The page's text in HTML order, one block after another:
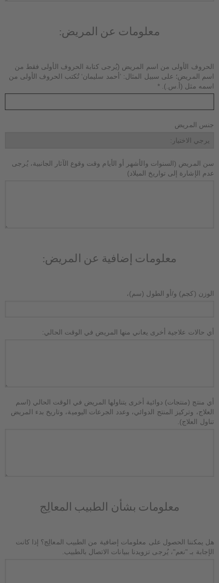
معلومات عن المريض:
الحروف الأولى من اسم المريض (يُرجى كتابة الحروف الأولى فقط من
اسم المريض؛ على سبيل المثال: ’أحمد سليمان‘ تُكتب الحروف الأولى من
اسمه مثل (أ.س.). *
جنس المريض
سن المريض (السنوات والأشهر أو الأيام وقت وقوع الآثار الجانبية، يُرجى
عدم الإشارة إلى تواريخ الميلاد)
معلومات إضافية عن المريض:
الوزن (كجم) و/أو الطول (سم)،
أي حالات علاجية أخرى يعاني منها المريض في الوقت الحالي:
أي منتج (منتجات) دوائية أخرى يتناولها المريض في الوقت الحالي (اسم
العلاج، وتركيز المنتج الدوائي، وعدد الجرعات اليومية، وتاريخ بدء المريض
تناول العلاج).
معلومات بشأن الطبيب المعالِج
هل يمكننا الحصول على معلومات إضافية من الطبيب المعالِج؟ إذا كانت
الإجابة بـ "نعم"، يُرجى تزويدنا ببيانات الاتصال بالطبيب.